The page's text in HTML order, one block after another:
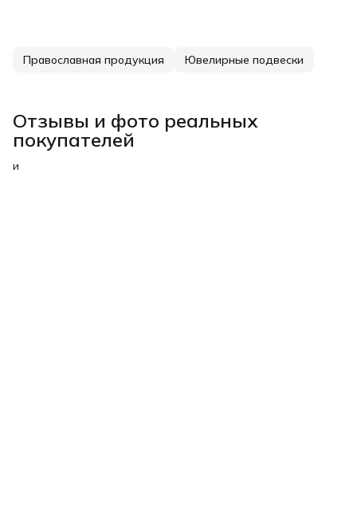
Православная продукция Ювелирные подвески
Отзывы и фото реальных
покупателей
и